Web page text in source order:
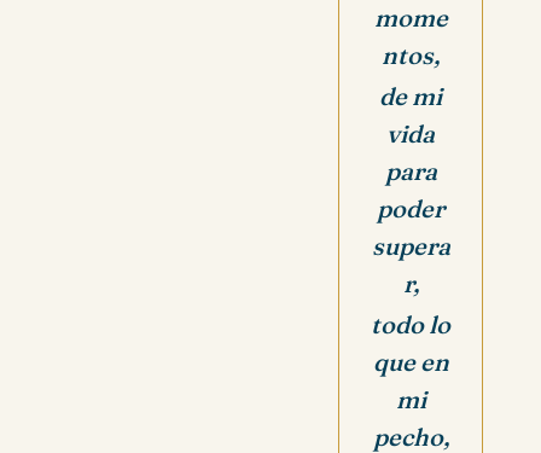
mome
ntos,
de mi
vida
para
poder
supera
r,
todo lo
que en
mi
pecho,